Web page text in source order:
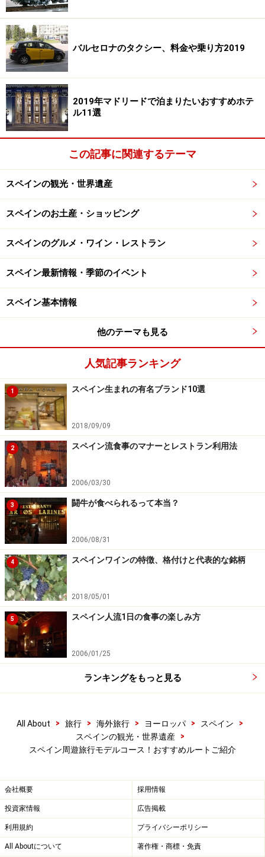
おすすめのシーズンは、訪れる地方によって若干異なり
ます。例えば南部は暑いので夏は避けたほうが賢明で
す。またスペイン北部は寒さが厳しいので、ぜひ夏に訪
れたいところ。
おすすめ都市はマドリッドとバルセロナ！
南スペインを楽しもう
一面の向日葵畑が車窓から見られるアンダルシア地方
とにかくスペインを堪能したい人におすすめのコース。
ア地方のコルドバへ特急列車AVEで向かい、コルドバか
らバスでグラナダへ。グラナダからセビージャへもバス
でアクセスし、セビージャからバルセロナへ飛行機で向
かい、バルセロナから帰国というルートなら、時間のロ
スは最小限。マドリッドでレンタカーを借りて、南スペ
風景が最高です。日本から最低8日は必要なプランでし
ょう。おすすめの時期は、7、８月の真夏以外。バルセ
ロナやマドリードは真夏も楽しめますが、アンダルシア
地方の暑さが厳しいでしょう。
【参考サイト】
andalucia.com（アンダルシア地方の旅行会社のサイ
ト。バス会社のリストと時刻表なども英語で読め
る）
バルセロナ・マドリッドから北スペインへ
洗練されたバスク地方の町サン・セバスティアンのコンチャ
海岸
タパスバルやスペインレストランの人気で、日本でも知
名度が上がりつつある北部のバスク地方。ミシュラン星
付きレストランも多い、スペインきっての美食地方で
す。とりわけサン・セバスティアンは、ビーチもあるロ
りひとつとっても、スペインで最も楽しい場所の1つ。
他国から乗り継ぎ便は、マドリッドやバルセロナへ向か
うものに比べると少ないので、せっかくならマドリッド
最低6日あれば、駆け足の旅行ができるはず。このコー
スのおすすめは夏です。
【参考サイト】
バルセロナのタクシー、料金や乗り方2019
2019年マドリードで泊まりたいおすすめホテ
ル11選
この記事に関連するテーマ
スペインの観光・世界遺産
スペインのお土産・ショッピング
スペインのグルメ・ワイン・レストラン
スペイン最新情報・季節のイベント
スペイン基本情報
他のテーマも見る
人気記事ランキング
1 スペイン生まれの有名ブランド10選
2018/09/09
2 スペイン流食事のマナーとレストラン利用法
2006/03/30
3 闘牛が食べられるって本当？
2006/08/31
4 スペインワインの特徴、格付けと代表的な銘柄
2018/05/01
5 スペイン人流1日の食事の楽しみ方
2006/01/25
ランキングをもっと見る
All About > 旅行 > 海外旅行 > ヨーロッパ > スペイン
>
スペインの観光・世界遺産
>
スペイン周遊旅行モデルコース！おすすめルートご紹介
会社概要 採用情報
投資家情報 広告掲載
利用規約 プライバシーポリシー
All Aboutについて 著作権・商標・免責